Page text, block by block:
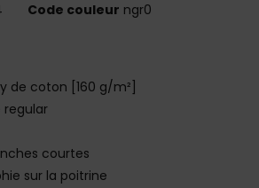
Code couleur ngr0
de coton [160 g/m²]
regular
courtes
sur la poitrine